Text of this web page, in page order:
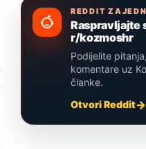
REDDIT
Raspravljajte
r/kozmoshr
Podijelite
komentare uz
članke.
Otvori Reddit